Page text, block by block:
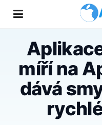
míří na
dává